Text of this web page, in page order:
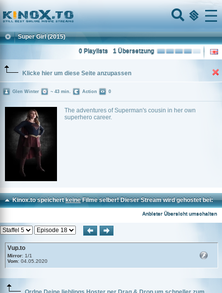
Home
Menu
Super Girl (2015)
1 Übersetzung
0 Playlists
Klicke hier um diese Seite anzupassen
The adventures of Superman's cousin in her own
superhero career.
Glen Winter ~ 43 min. Action 0
Kinox.to speichertkeineFilme selber! Dieser Stream wird gehostet bei:
Anbieter Übersicht umschalten
Vup.to
Mirror: 1/1
Vom: 04.05.2020